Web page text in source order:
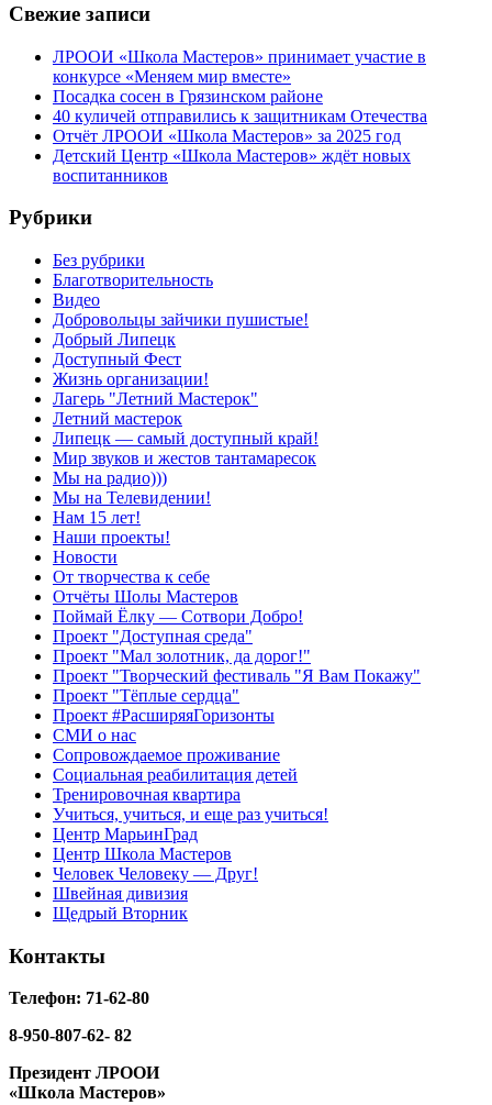
Свежие записи
ЛРООИ «Школа Мастеров» принимает участие в
конкурсе «Меняем мир вместе»
Посадка сосен в Грязинском районе
40 куличей отправились к защитникам Отечества
Отчёт ЛРООИ «Школа Мастеров» за 2025 год
Детский Центр «Школа Мастеров» ждёт новых
воспитанников
Рубрики
Без рубрики
Благотворительность
Видео
Добровольцы зайчики пушистые!
Добрый Липецк
Доступный Фест
Жизнь организации!
Лагерь "Летний Мастерок"
Летний мастерок
Липецк — самый доступный край!
Мир звуков и жестов тантамаресок
Мы на радио)))
Мы на Телевидении!
Нам 15 лет!
Наши проекты!
Новости
От творчества к себе
Отчёты Шолы Мастеров
Поймай Ёлку — Сотвори Добро!
Проект "Доступная среда"
Проект "Мал золотник, да дорог!"
Проект "Творческий фестиваль "Я Вам Покажу"
Проект "Тёплые сердца"
Проект #РасширяяГоризонты
СМИ о нас
Сопровождаемое проживание
Социальная реабилитация детей
Тренировочная квартира
Учиться, учиться, и еще раз учиться!
Центр МарьинГрад
Центр Школа Мастеров
Человек Человеку — Друг!
Швейная дивизия
Щедрый Вторник
Контакты
Телефон: 71-62-80
8-950-807-62- 82
Президент ЛРООИ
«Школа Мастеров»